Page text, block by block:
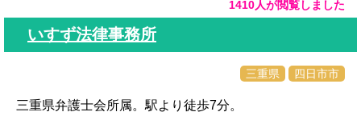
1410人が閲覧しました
いすず法律事務所
三重県 四日市市
三重県弁護士会所属。駅より徒歩7分。
過失割合について知る
弁護士特約について知る